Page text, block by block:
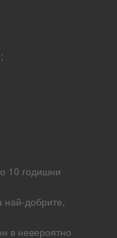
10 годишни
добрите,
в невероятно